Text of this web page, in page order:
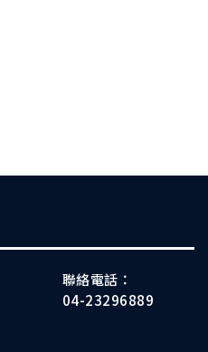
聯絡電話：
04-23296889